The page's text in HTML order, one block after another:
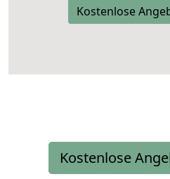
Kostenlose
Kostenlose